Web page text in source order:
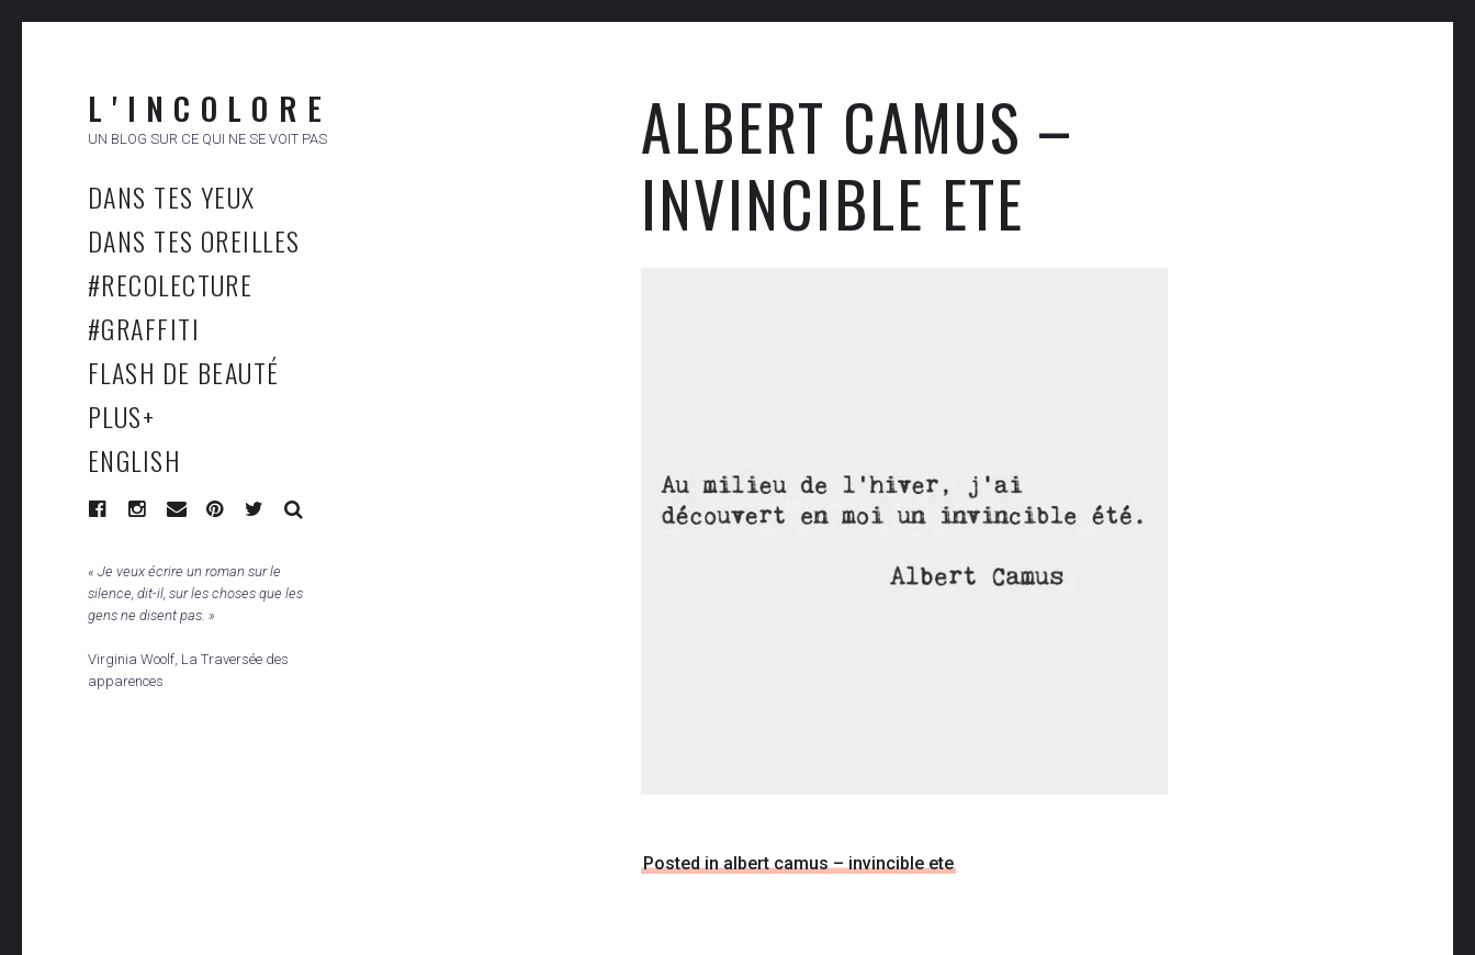
L ' I N C O L O R E
UN BLOG SUR CE QUI NE SE VOIT PAS
DANS TES YEUX
DANS TES OREILLES
#RECOLECTURE
#GRAFFITI
FLASH DE BEAUTÉ
PLUS+
ENGLISH
ALBERT CAMUS –
INVINCIBLE ETE
Posted in albert camus – invincible ete
« Je veux écrire un roman sur le
silence, dit-il, sur les choses que les
gens ne disent pas. »
Virginia Woolf, La Traversée des
apparences